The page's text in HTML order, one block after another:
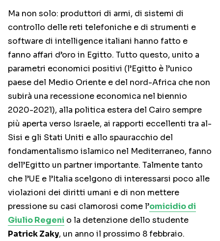
Ma non solo: produttori di armi, di sistemi di
controllo delle reti telefoniche e di strumenti e
software di intelligence italiani hanno fatto e
fanno affari d’oro in Egitto. Tutto questo, unito a
parametri economici positivi (l’Egitto è l’unico
paese del Medio Oriente e del nord-Africa che non
subirà una recessione economica nel biennio
2020-2021), alla politica estera del Cairo sempre
più aperta verso Israele, ai rapporti eccellenti tra al-
Sisi e gli Stati Uniti e allo spauracchio del
fondamentalismo islamico nel Mediterraneo, fanno
dell’Egitto un partner importante. Talmente tanto
che l’UE e l’Italia scelgono di interessarsi poco alle
violazioni dei diritti umani e di non mettere
pressione su casi clamorosi come l’omicidio di
Giulio Regeni o la detenzione dello studente
Patrick Zaky, un anno il prossimo 8 febbraio.